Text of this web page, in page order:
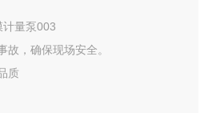
计量泵003
，确保现场安全。
质